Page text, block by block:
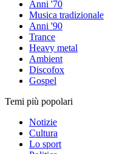
Anni '70
Musica tradizionale
Anni '90
Trance
Heavy metal
Ambient
Discofox
Gospel
Temi più popolari
Notizie
Cultura
Lo sport